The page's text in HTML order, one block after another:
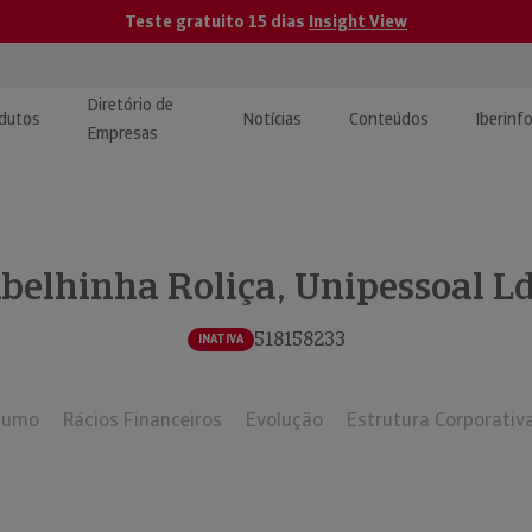
Teste gratuito 15 dias Insight View
e Monitorização de
Diretório de
Empresas
Notícias Conteúdos
| Estudos eRoliça, Unipessoal
INATIVA 518158233
Rácios Financeiros Evolução Estrutura Corporativa